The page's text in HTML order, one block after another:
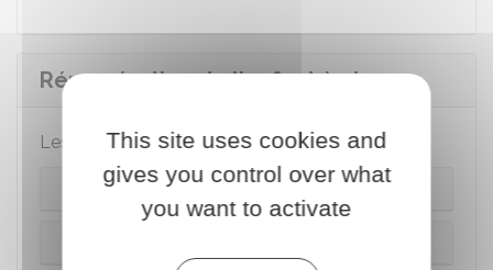
Rémunération de l'enfant à charge
Les règles diffèrent selon le statut de l'enfant.
L'enfant poursuit ses études
This site uses cookies and
gives you control over what
you want to activate